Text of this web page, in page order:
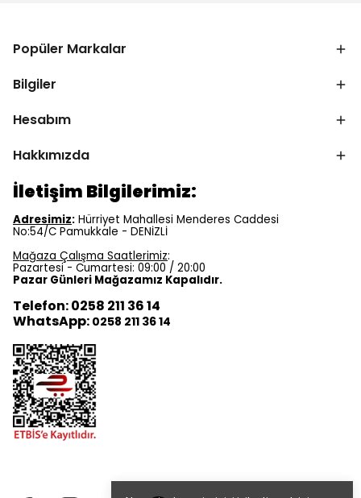
Popüler Markalar
Bilgiler
Hesabım
Hakkımızda
İletişim Bilgilerimiz:
Adresimiz: Hürriyet Mahallesi Menderes Caddesi
No:54/C Pamukkale - DENİZLİ
Mağaza Çalışma Saatlerimiz:
Pazartesi - Cumartesi: 09:00 / 20:00
Pazar Günleri Mağazamız Kapalıdır.
Telefon: 0258 211 36 14
WhatsApp: 0258 211 36 14